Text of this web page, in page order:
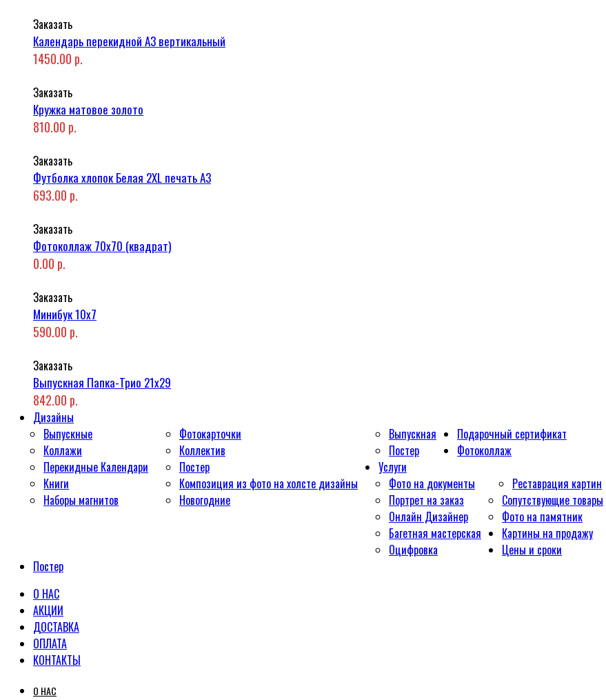
Заказать
Календарь перекидной А3 вертикальный
1450.00 р.
Заказать
Кружка матовое золото
810.00 р.
Заказать
Футболка хлопок Белая 2XL печать A3
693.00 р.
Заказать
Фотоколлаж 70x70 (квадрат)
0.00 р.
Заказать
Минибук 10х7
590.00 р.
Заказать
Выпускная Папка-Трио 21x29
842.00 р.
Дизайны
Выпускные
Коллажи
Перекидные Календари
Книги
Наборы магнитов
Фотокарточки
Коллектив
Постер
Композиция из фото на холсте дизайны
Новогодние
Выпускная
Постер
Подарочный сертификат
Фотоколлаж
Услуги
Фото на документы
Портрет на заказ
Онлайн Дизайнер
Багетная мастерская
Оцифровка
Реставрация картин
Сопутствующие товары
Фото на памятник
Картины на продажу
Цены и сроки
Постер
О НАС
АКЦИИ
ДОСТАВКА
ОПЛАТА
КОНТАКТЫ
О НАС